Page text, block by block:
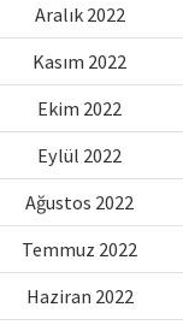
Aralık 2022
Kasım 2022
Ekim 2022
Eylül 2022
Ağustos 2022
Temmuz 2022
Haziran 2022